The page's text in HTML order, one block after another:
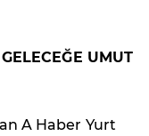
UMUT
A Haber Yurt